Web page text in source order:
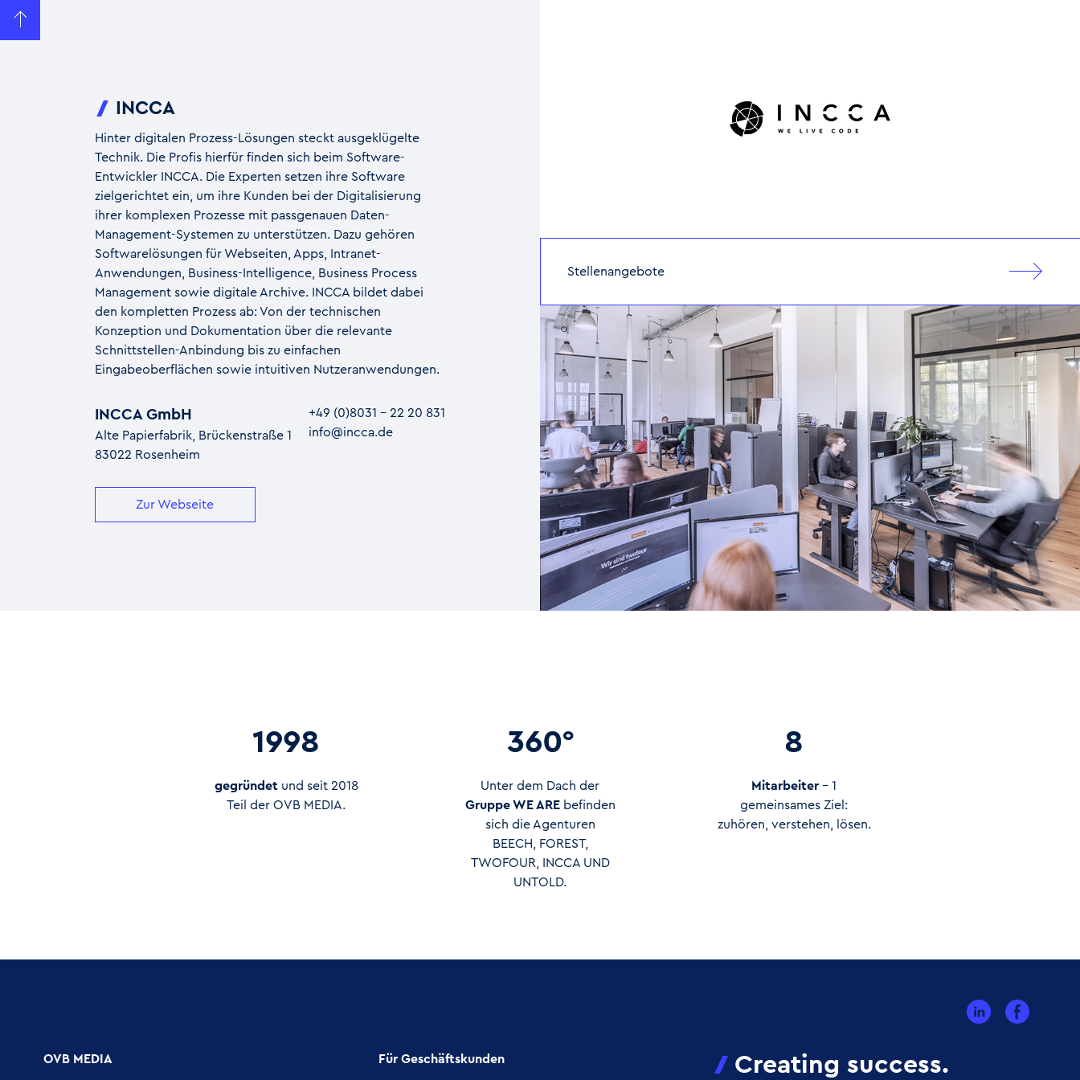
INCCA
Hinter digitalen Prozess-Lösungen steckt ausgeklügelte
Technik. Die Profis hierfür finden sich beim Software-
Entwickler INCCA. Die Experten setzen ihre Software
zielgerichtet ein, um ihre Kunden bei der Digitalisierung
ihrer komplexen Prozesse mit passgenauen Daten-
Management-Systemen zu unterstützen. Dazu gehören
Softwarelösungen für Webseiten, Apps, Intranet-
Anwendungen, Business-Intelligence, Business Process
Management sowie digitale Archive. INCCA bildet dabei
den kompletten Prozess ab: Von der technischen
Konzeption und Dokumentation über die relevante
Schnittstellen-Anbindung bis zu einfachen
Eingabeoberflächen sowie intuitiven Nutzeranwendungen.
INCCA GmbH
Alte Papierfabrik, Brückenstraße 1
83022 Rosenheim
+49 (0)8031 – 22 20 831
info@incca.de
Zur Webseite
Stellenangebote
1998
gegründetund seit 2018
Teil der OVB MEDIA.
360°
Unter dem Dach der
Gruppe WE AREbefinden
sich die Agenturen
BEECH, FOREST,
TWOFOUR, INCCA UND
UNTOLD.
8
Mitarbeiter – 1
gemeinsames Ziel:
zuhören, verstehen, lösen.
OVB MEDIA Für Geschäftskunden Creating success.